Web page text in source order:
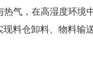
气，在高湿度环境
料仓卸料、物料输